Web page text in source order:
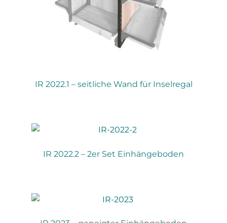
IR 2022.1 – seitliche Wand für Inselregal
IR 2022.2 – 2er Set Einhängeboden